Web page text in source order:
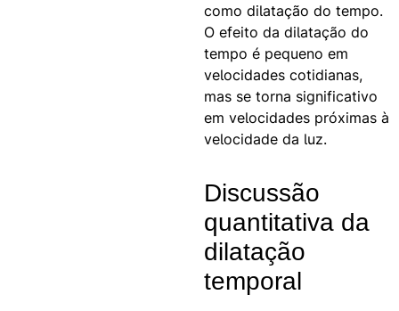
como dilatação do tempo.
O efeito da dilatação do
tempo é pequeno em
velocidades cotidianas,
mas se torna significativo
em velocidades próximas à
velocidade da luz.
Discussão
quantitativa da
dilatação
temporal